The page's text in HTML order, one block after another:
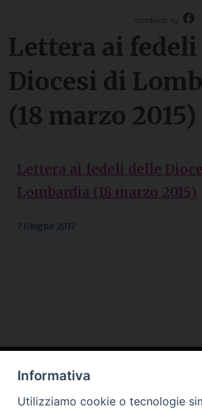
Lettera ai
Diocesi di
(18 marzo 2015)
Lettera ai fedeli delle
Lombardia (18 marzo 2015)
7 Giugno 2017
Conferenza Episcopale
Informativa
Utilizziamo cookie o tecnologie